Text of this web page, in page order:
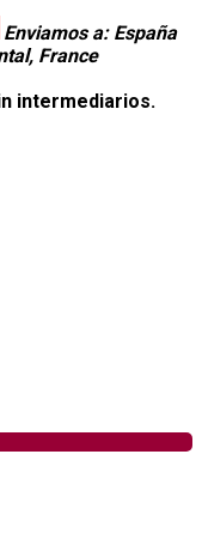
Enviamos a: España
France
intermediarios.